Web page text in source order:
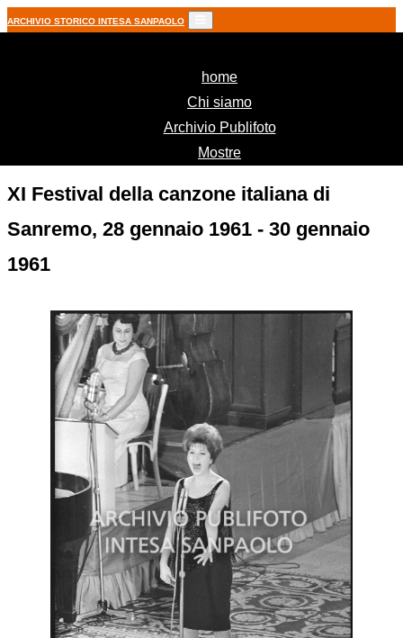
ARCHIVIO STORICO INTESA SANPAOLO
home(current)
Chi siamo
Archivio Publifoto
Mostre
XI Festival della canzone italiana di
Sanremo, 28 gennaio 1961 - 30 gennaio
1961